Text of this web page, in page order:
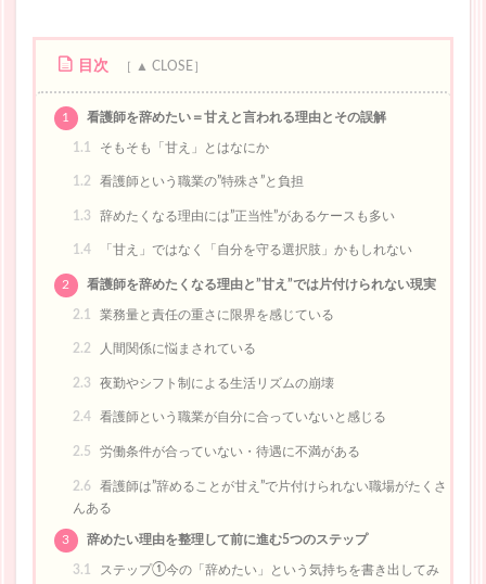
目次
1 看護師を辞めたい＝甘えと言われる理由とその誤解
1.1 そもそも「甘え」とはなにか
1.2 看護師という職業の”特殊さ”と負担
1.3 辞めたくなる理由には”正当性”があるケースも多い
1.4 「甘え」ではなく「自分を守る選択肢」かもしれない
2 看護師を辞めたくなる理由と”甘え”では片付けられない現実
2.1 業務量と責任の重さに限界を感じている
2.2 人間関係に悩まされている
2.3 夜勤やシフト制による生活リズムの崩壊
2.4 看護師という職業が自分に合っていないと感じる
2.5 労働条件が合っていない・待遇に不満がある
2.6
看護師は”辞めることが甘え”で片付けられない職場がたくさ
んある
3 辞めたい理由を整理して前に進む5つのステップ
3.1
ステップ①今の「辞めたい」という気持ちを書き出してみ